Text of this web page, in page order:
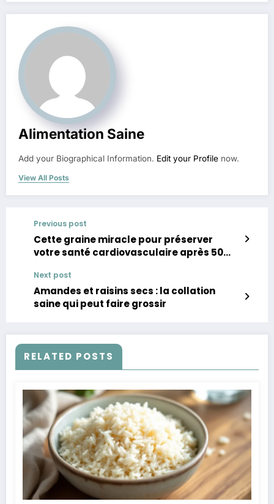
Alimentation Saine
Add your Biographical Information. Edit your Profile now.
View All Posts
Previous post
Cette graine miracle pour préserver
votre santé cardiovasculaire après 50
Next post
Amandes et raisins secs : la collation
saine qui peut faire grossir
RELATED POSTS